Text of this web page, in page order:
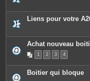
Liens pour votre
Achat nouveau
1 2 3 4
Boitier qui bloque